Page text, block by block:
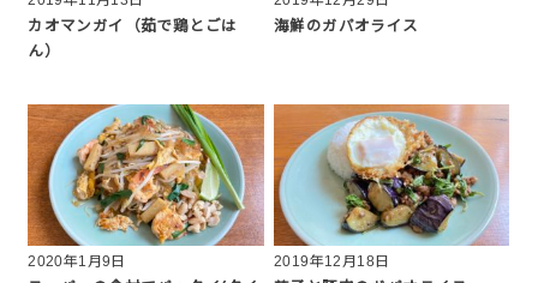
カオマンガイ（茹で鶏とごは
ん）
海鮮のガパオライス
2020年1月9日
2019年12月18日